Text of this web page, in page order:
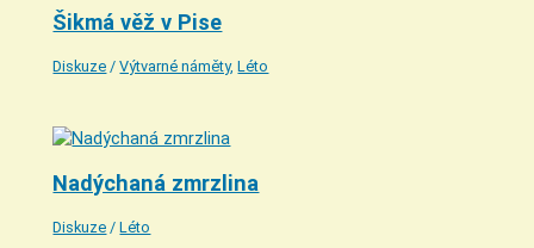
Šikmá věž v Pise
Diskuze /Výtvarné náměty,Léto
Nadýchaná zmrzlina
Diskuze /Léto